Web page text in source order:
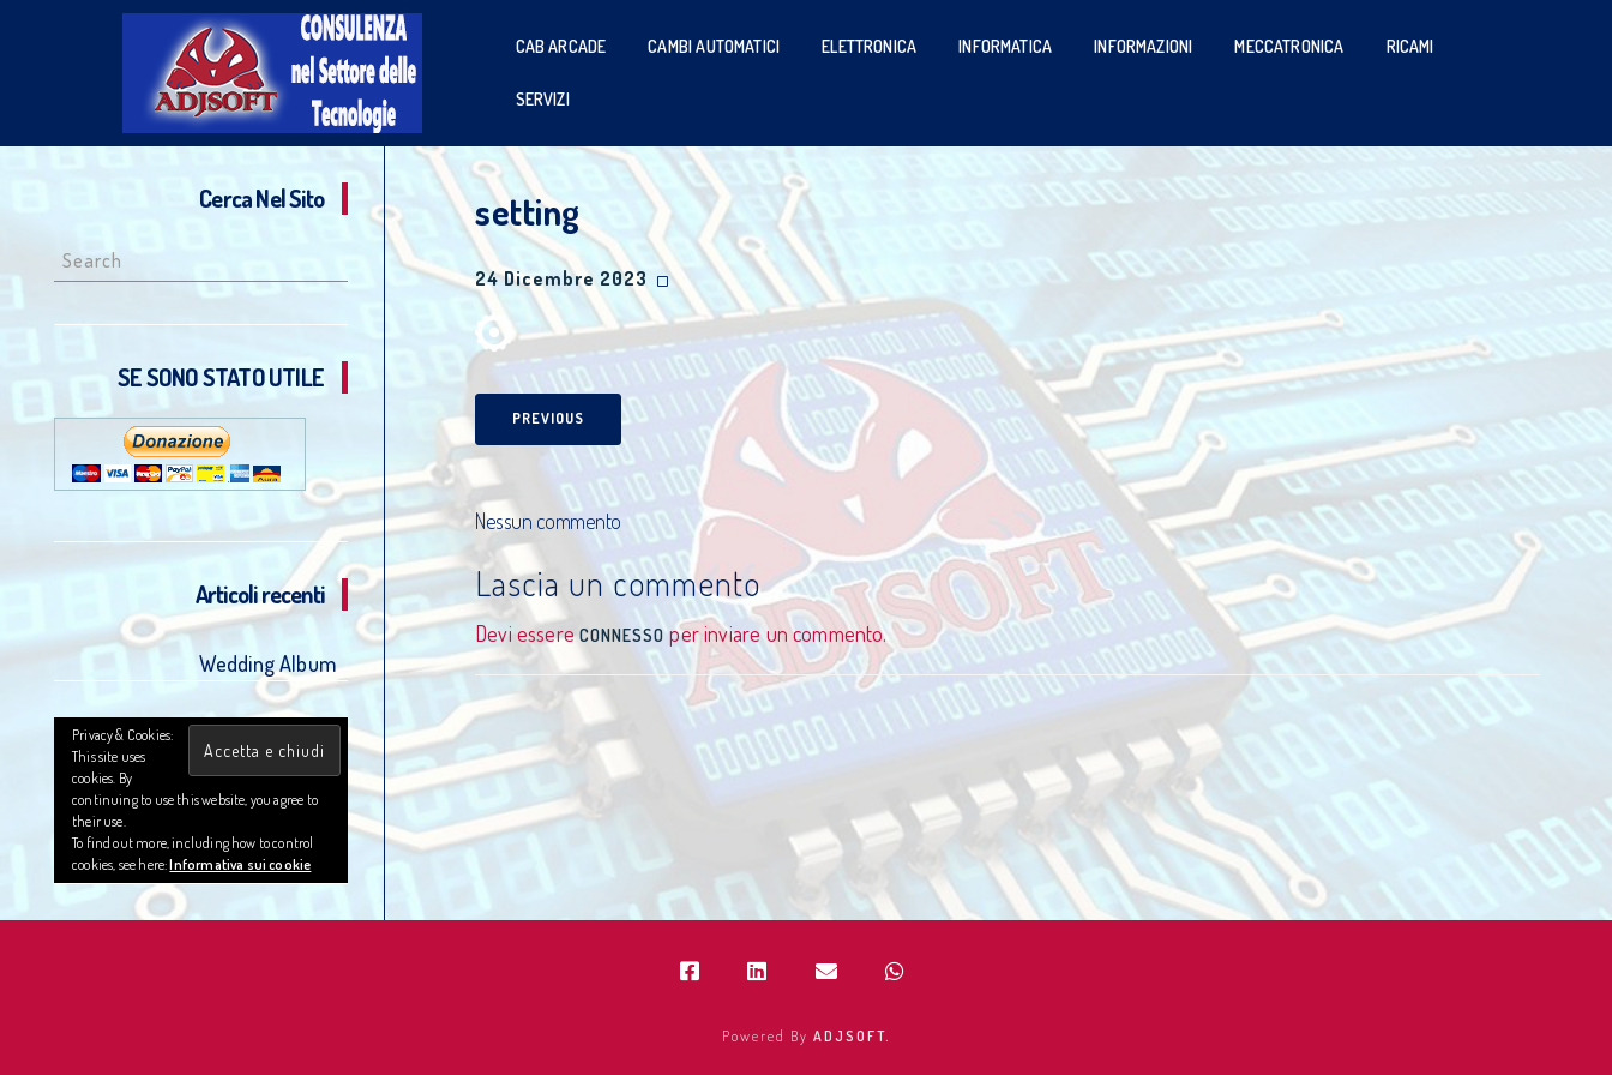
CAB ARCADE CAMBI AUTOMATICI ELETTRONICA INFORMATICA INFORMAZIONI MECCATRONICA RICAMI
SERVIZI
Cerca Nel Sito
Search
for:
SE SONO STATO UTILE
Articoli recenti
Wedding Album
Privacy & Cookies:
This site uses
cookies. By
continuing to use this website, you agree to
their use.
To find out more, including how to control
cookies, see here:Informativa sui cookie
setting
24 Dicembre 2023
PREVIOUS
Nessun commento
Lascia un commento
Devi essereCONNESSO per inviare un commento.
Powered By ADJSOFT.